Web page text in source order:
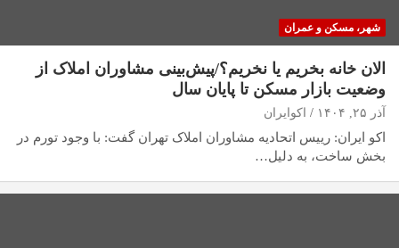
شهر، مسکن و عمران
الان خانه بخریم یا نخریم؟/پیش‌بینی مشاوران املاک از
وضعیت بازار مسکن تا پایان سال
آذر ۲۵, ۱۴۰۴ اکوایران
اکو ایران: رییس اتحادیه مشاوران املاک تهران گفت: با وجود تورم در
بخش ساخت، به دلیل…